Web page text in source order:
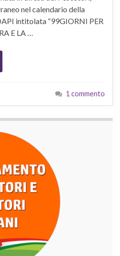
nel calendario della
intitolata “99GIORNI PER
E LA …
1 commento